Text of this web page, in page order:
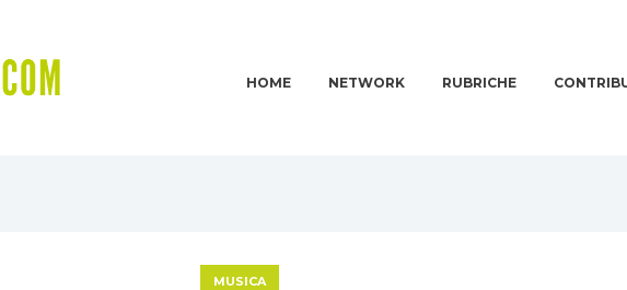
HOME NETWORK RUBRICHE
MUSICA